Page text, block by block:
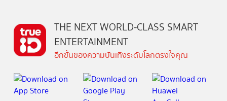
THE NEXT WORLD-CLASS SMART
ENTERTAINMENT
อีกขั้นของความบันเทิงระดับโลกตรงใจคุณ